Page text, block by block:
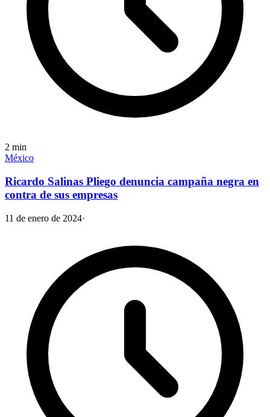
2 min
México
Ricardo Salinas Pliego denuncia campaña negra en
contra de sus empresas
11 de enero de 2024·